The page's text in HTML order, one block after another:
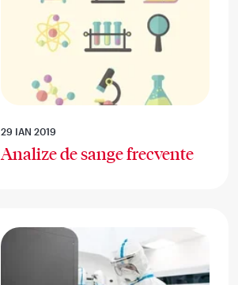
29 IAN 2019
Analize de sange frecvente